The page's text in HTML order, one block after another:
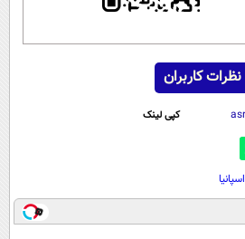
نظرات کاربران
کپی لینک
اسپانیا